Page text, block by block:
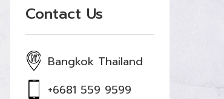
Contact Us
Bangkok Thailand
+6681 559 9599